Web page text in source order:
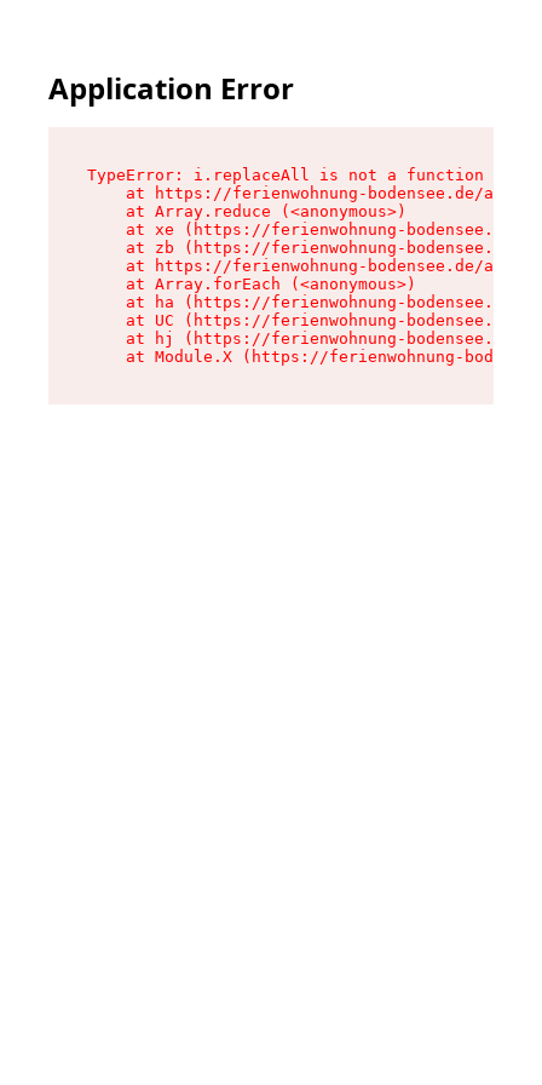
Application Error
TypeError: i.replaceAll is not a function
at https://ferienwohnung-bodensee.de/
    at Array.reduce (<anonymous>)
at xe (https://ferienwohnung-bodensee.de/
at zb (https://ferienwohnung-bodensee.de/
at https://ferienwohnung-bodensee.de/
    at Array.forEach (<anonymous>)
at ha (https://ferienwohnung-bodensee.de/
at UC (https://ferienwohnung-bodensee.de/
at hj (https://ferienwohnung-bodensee.de/
at Module.X (https://ferienwohnung-